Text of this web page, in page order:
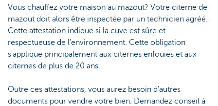
Vous chauffez votre maison au mazout? Votre citerne de
mazout doit alors être inspectée par un technicien agréé.
Cette attestation indique si la cuve est sûre et
respectueuse de l'environnement. Cette obligation
s'applique principalement aux citernes enfouies et aux
citernes de plus de 20 ans.
Outre ces attestations, vous aurez besoin d'autres
documents pour vendre votre bien. Demandez conseil à